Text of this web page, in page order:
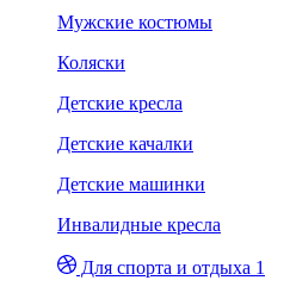
Мужские костюмы
Коляски
Детские кресла
Детские качалки
Детские машинки
Инвалидные кресла
Для спорта и отдыха 1